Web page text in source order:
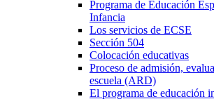
Programa de Educación
Infancia
Los servicios de ECSE
Sección 504
Colocación educativas
Proceso de admisión,
escuela (ARD)
El programa de educación